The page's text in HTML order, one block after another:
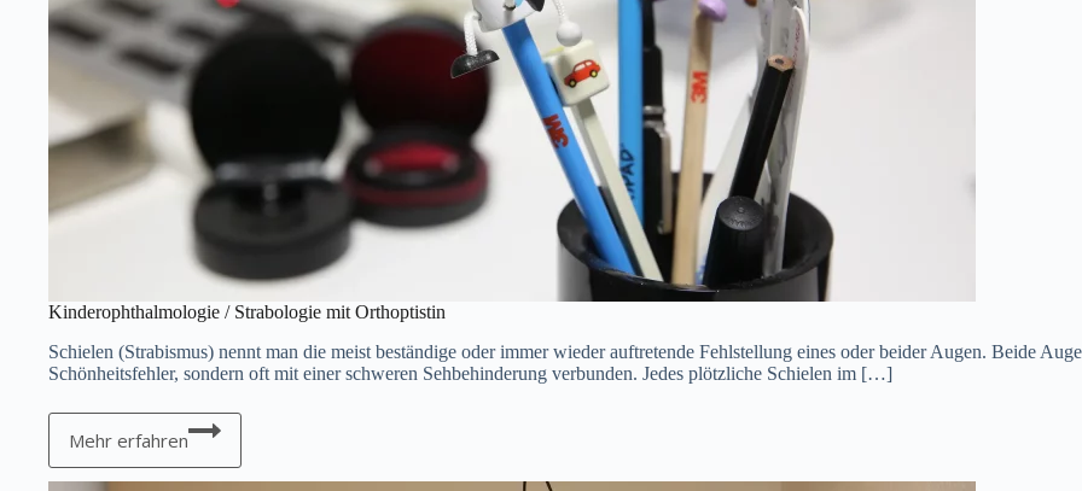
Kinderophthalmologie / Strabologie mit Orthoptistin
Schielen (Strabismus) nennt man die meist beständige oder immer wieder auftretende Fehlstellung eines oder beider Augen. Beide
Schönheitsfehler, sondern oft mit einer schweren Sehbehinderung verbunden. Jedes plötzliche Schielen im […]
Mehr erfahren
Kinderophthalmologie
/
mit
Orthoptistin